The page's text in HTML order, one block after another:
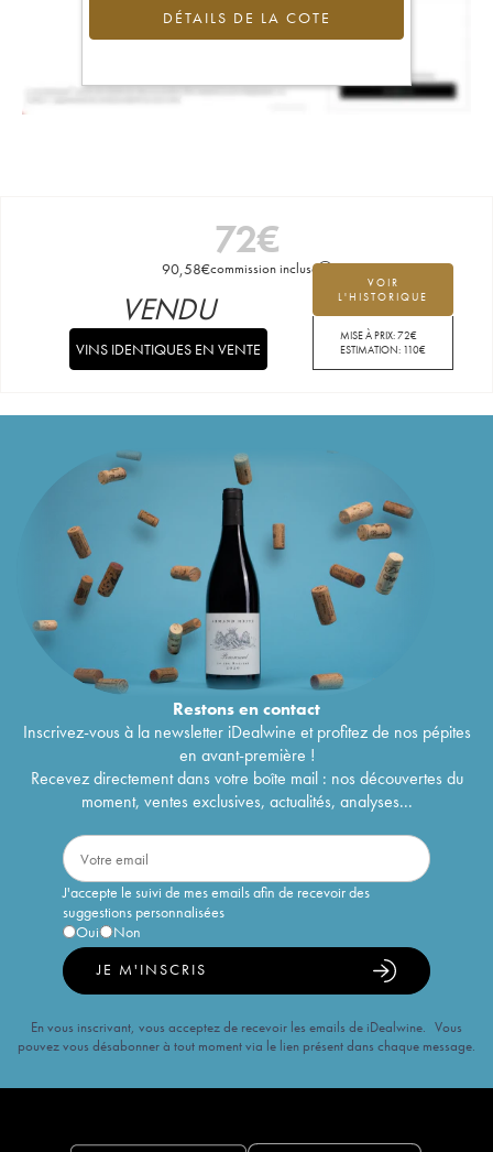
DÉTAILS DE LA COTE
72€
90,58€commission incluse
VOIR
L'HISTORIQUE
MISE À PRIX:72€
ESTIMATION: 110€
VENDU
VINS IDENTIQUES EN VENTE
Restons encontact
Inscrivez-vous à la newsletter iDealwine et profitez de nos pépites
en avant-première !
Recevez directement dans votre boîte mail : nos découvertes du
moment, ventes exclusives, actualités, analyses...
J'accepte le suivi de mes emails afin de recevoir des
suggestions personnalisées
Oui
Non
JE M'INSCRIS
En vous inscrivant, vous acceptez de recevoir les emails de iDealwine. Vous
pouvez vous désabonner à tout moment via le lien présent dans chaque message.